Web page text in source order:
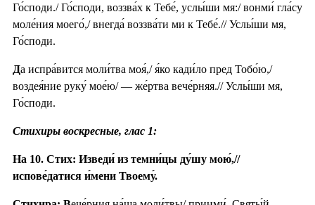
Го́споди./ Го́споди, воззва́х к Тебе́, услы́ши мя:/ вонми́ гла́су
моле́ния моего́,/ внегда́ воззва́ти ми к Тебе́.// Услы́ши мя,
Го́споди.
Да испра́вится моли́тва моя́,/ я́ко кади́ло пред Тобо́ю,/
воздея́ние руку́ мое́ю/ — же́ртва вече́рняя.// Услы́ши мя,
Го́споди.
Стихиры воскресные, глас 1:
На 10. Стих: Изведи́ из темни́цы ду́шу мою́,//
испове́датися и́мени Твоему́.